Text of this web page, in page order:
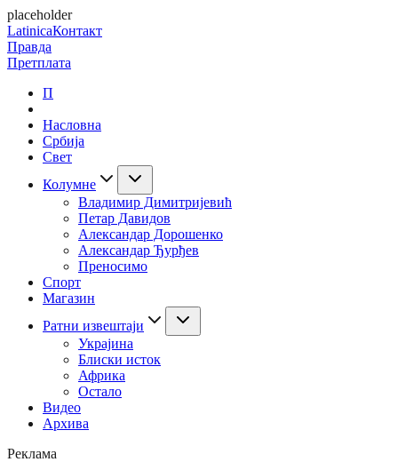
placeholder
LatinicaКонтакт
Правда
Претплата
П
Насловна
Србија
Свет
Колумне
Владимир Димитријевић
Петар Давидов
Александар Дорошенко
Александар Ђурђев
Преносимо
Спорт
Магазин
Ратни извештаји
Украјина
Блиски исток
Африка
Остало
Видео
Архива
Реклама